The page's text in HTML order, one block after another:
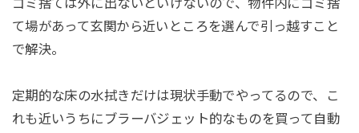
ゴミ捨ては外に出ないといけないので、物件内にゴミ捨
て場があって玄関から近いところを選んで引っ越すこと
で解決。
定期的な床の水拭きだけは現状手動でやってるので、こ
れも近いうちにブラーバジェット的なものを買って自動